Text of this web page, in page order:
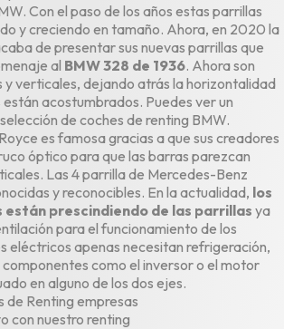
Con el paso de los años estas parrillas
y creciendo en tamaño. Ahora, en 2020 la
de presentar sus nuevas parrillas que
al BMW 328 de 1936. Ahora son
y verticales, dejando atrás la horizontalidad
están acostumbrados. Puedes ver un
de coches de renting BMW.
es famosa gracias a que sus creadores
óptico para que las barras parezcan
Las 4 parrilla de Mercedes-Benz
y reconocibles. En la actualidad, los
prescindiendo de las parrillas ya
para el funcionamiento de los
eléctricos apenas necesitan refrigeración,
como el inversor o el motor
en alguno de los dos ejes.
Renting empresas
con nuestro renting